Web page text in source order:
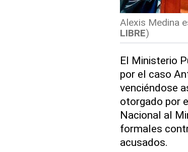
Alexis Medina
LIBRE)
El Ministerio
por el caso
venciéndose
otorgado por
Nacional al
formales
acusados.